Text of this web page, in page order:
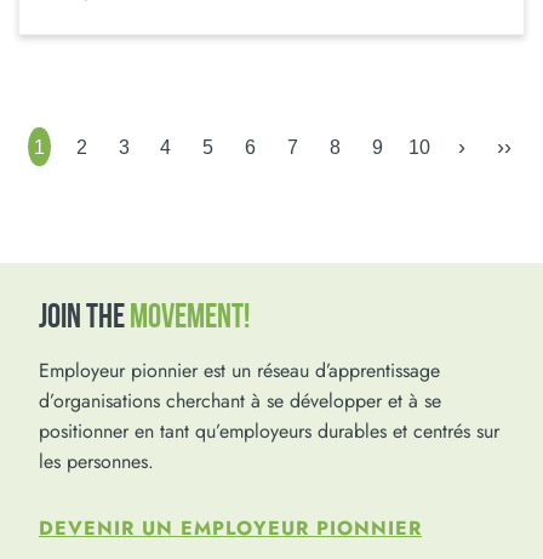
1 2 3 4 5 6 7 8 9 10 › ››
JOIN THEMOVEMENT!
Employeur pionnier est un réseau d’apprentissage
d’organisations cherchant à se développer et à se
positionner en tant qu’employeurs durables et centrés sur
les personnes.
DEVENIR UN EMPLOYEUR PIONNIER